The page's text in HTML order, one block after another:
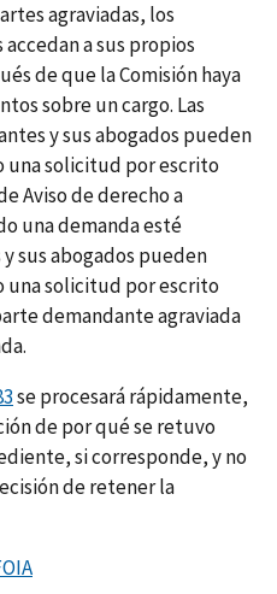
agraviadas, los
a sus propios
de que la Comisión haya
sobre un cargo. Las
y sus abogados pueden
una solicitud por escrito
Aviso de derecho a
una demanda esté
sus abogados pueden
una solicitud por escrito
demandante agraviada
se procesará rápidamente,
de por qué se retuvo
si corresponde, y no
de retener la